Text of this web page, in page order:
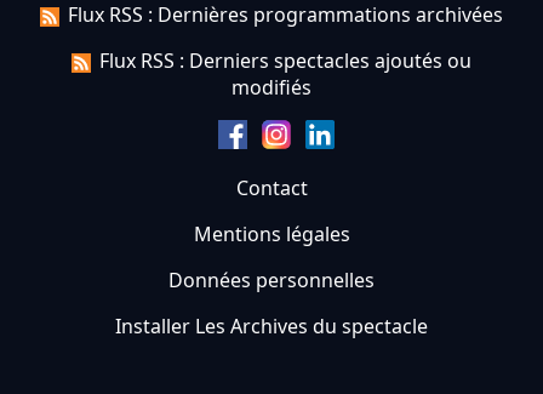
Flux RSS : Dernières programmations archivées
Flux RSS : Derniers spectacles ajoutés ou
modifiés
Contact
Mentions légales
Données personnelles
Installer Les Archives du spectacle